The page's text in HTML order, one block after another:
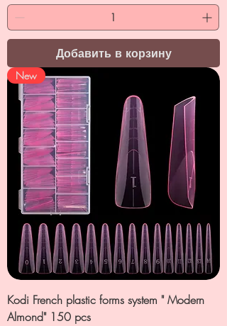
Добавить в корзину
New
Kodi French plastic forms system " Modern
Almond" 150 pcs